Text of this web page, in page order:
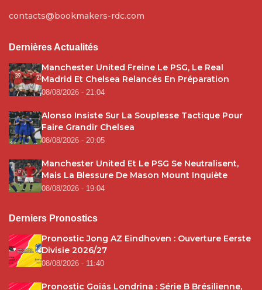
contacts@bookmakers-rdc.com
Dernières Actualités
Manchester United Freine Le PSG, Le Real
Madrid Et Chelsea Relancés En Préparation
08/08/2026 - 21:04
Alonso Insiste Sur La Souplesse Tactique Pour
Faire Grandir Chelsea
08/08/2026 - 20:05
Manchester United Et Le PSG Se Neutralisent,
Mais La Blessure De Mason Mount Inquiète
08/08/2026 - 19:04
Derniers Pronostics
Pronostic Jong AZ Eindhoven : Ouverture Eerste
Divisie 2026/27
08/08/2026 - 11:40
Pronostic Goiás Londrina : Série B Brésilienne,